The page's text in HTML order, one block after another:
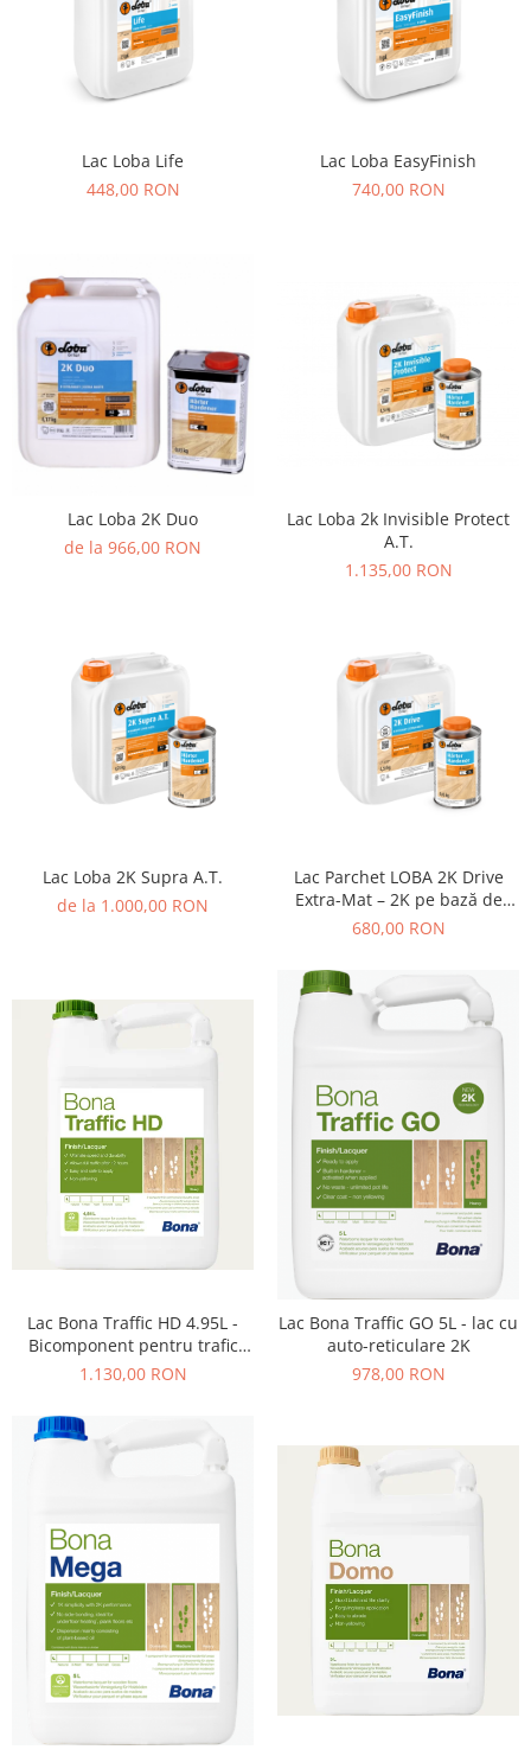
Lac Loba Life
448,00 RON
Lac Loba EasyFinish
740,00 RON
Lac Loba 2K Duo
de la 966,00 RON
Lac Loba 2k Invisible Protect
A.T.
1.135,00 RON
Lac Loba 2K Supra A.T.
de la 1.000,00 RON
Lac Parchet LOBA 2K Drive
Extra-Mat – 2K pe bază de
apă, ultra-mat, trafic intens
680,00 RON
Lac Bona Traffic HD 4.95L -
Bicomponent pentru trafic
intens
1.130,00 RON
Lac Bona Traffic GO 5L - lac cu
auto-reticulare 2K
978,00 RON